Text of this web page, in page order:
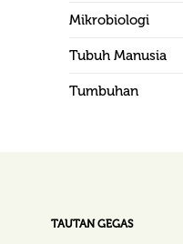
Mikrobiologi
Tubuh Manusia
Tumbuhan
TAUTAN GEGAS